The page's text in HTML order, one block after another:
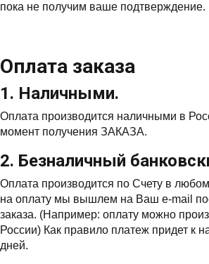
пока не получим ваше подтверждение.
Оплата заказа
1. Наличными.
Оплата производится наличными в
момент получения ЗАКАЗА.
2. Безналичный
Оплата производится по Счету в
на оплату мы вышлем на Ваш e-mail
заказа. (Например: оплату можно
России) Как правило платеж придет к
дней.